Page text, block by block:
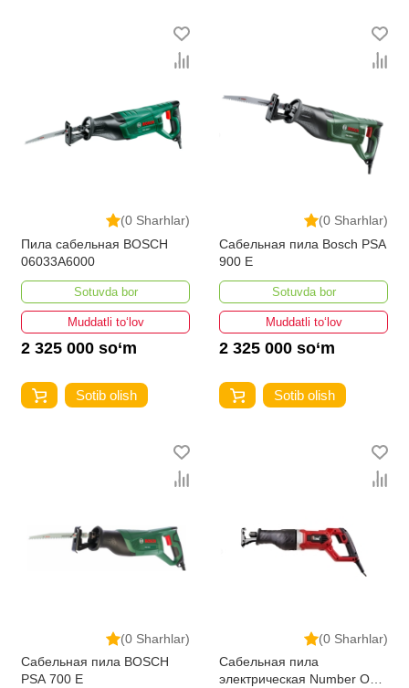
(0 Sharhlar)
Пила сабельная BOSCH
06033A6000
Sotuvda bor
Muddatli to‘lov
2 325 000 so‘m
Sotib olish
(0 Sharhlar)
Сабельная пила Bosch PSA
900 E
Sotuvda bor
Muddatli to‘lov
2 325 000 so‘m
Sotib olish
(0 Sharhlar)
Сабельная пила BOSCH
PSA 700 E
(0 Sharhlar)
Сабельная пила
электрическая Number One